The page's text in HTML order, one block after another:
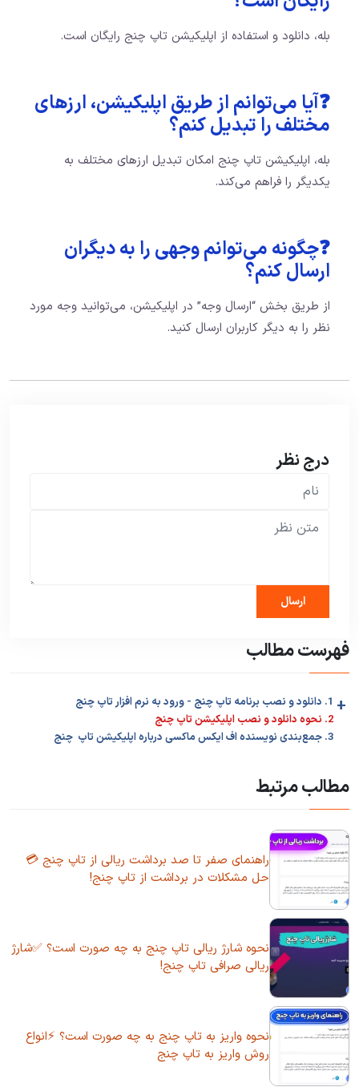
بله، دانلود و استفاده از اپلیکیشن تاپ چنج رایگان است.
❓آیا می‌توانم از طریق اپلیکیشن، ارزهای
مختلف را تبدیل کنم؟
بله، اپلیکیشن تاپ چنج امکان تبدیل ارزهای مختلف به
یکدیگر را فراهم می‌کند.
❓چگونه می‌توانم وجهی را به دیگران
ارسال کنم؟
از طریق بخش “ارسال وجه” در اپلیکیشن، می‌توانید وجه مورد
نظر را به دیگر کاربران ارسال کنید.
درج نظر
فهرست مطالب
1. دانلود و نصب برنامه تاپ چنج - ورود به نرم افزار تاپ چنج +
2. نحوه دانلود و نصب اپلیکیشن تاپ چنج
3. جمع‌بندی نویسنده اف ایکس ماکسی درباره اپلیکیشن تاپ چنج
مطالب مرتبط
راهنمای صفر تا صد برداشت ریالی از تاپ چنج 💳
حل مشکلات در برداشت از تاپ چنج!
نحوه شارژ ریالی تاپ چنج به چه صورت است؟ ✅شارژ
ریالی صرافی تاپ چنج!
نحوه واریز به تاپ چنج به چه صورت است؟ ⚡انواع
روش واریز به تاپ چنج